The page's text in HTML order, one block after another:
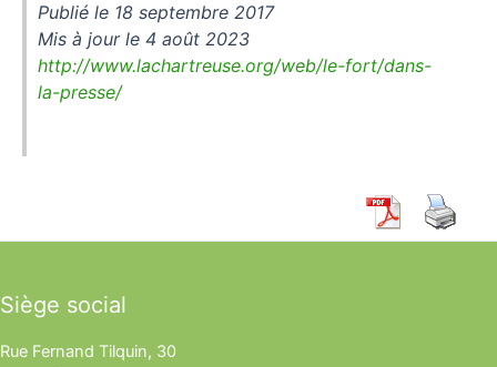
Publié le 18 septembre 2017
Mis à jour le 4 août 2023
http://www.lachartreuse.org/web/le-fort/dans-
la-presse/
Siège social
Rue Fernand Tilquin, 30